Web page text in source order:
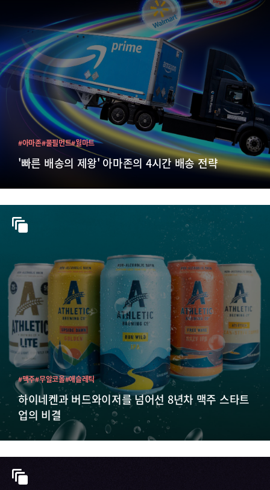
'빠른 배송의 제왕' 아마존의 4시간 배송 전략
#아마존#풀필먼트#월마트
하이네켄과 버드와이저를 넘어선 8년차 맥주 스타트
업의 비결
#맥주#무알코올#애슬레틱